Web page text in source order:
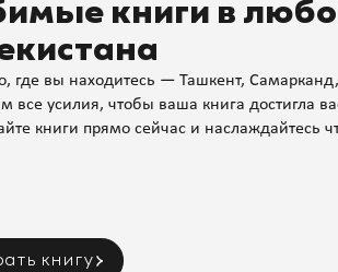
книги в
где вы находитесь — Ташкент,
все усилия, чтобы ваша книга достигла
книги прямо сейчас и наслаждайтесь
книгу